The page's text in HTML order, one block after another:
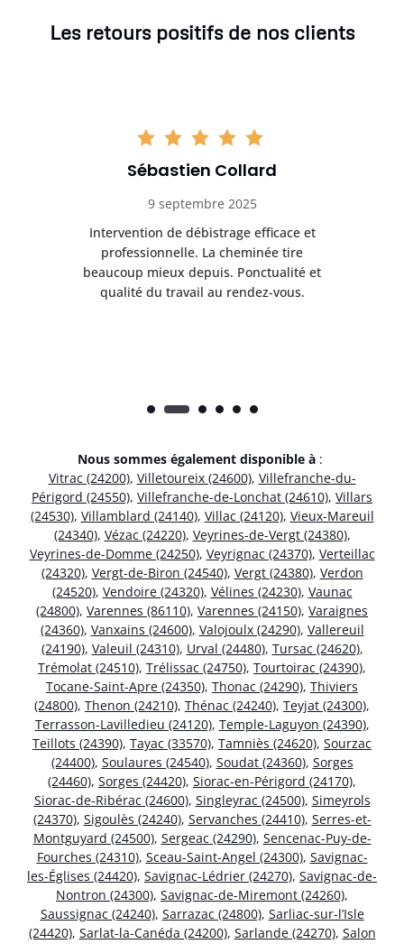
Les retours positifs de nos clients
Sébastien Collard
9 septembre 2025
Intervention de débistrage efficace et
professionnelle. La cheminée tire
beaucoup mieux depuis. Ponctualité et
qualité du travail au rendez-vous.
Nous sommes également disponible à :
Vitrac (24200), Villetoureix (24600), Villefranche-du-
Périgord (24550), Villefranche-de-Lonchat (24610), Villars
(24530), Villamblard (24140), Villac (24120), Vieux-Mareuil
(24340), Vézac (24220), Veyrines-de-Vergt (24380),
Veyrines-de-Domme (24250), Veyrignac (24370), Verteillac
(24320), Vergt-de-Biron (24540), Vergt (24380), Verdon
(24520), Vendoire (24320), Vélines (24230), Vaunac
(24800), Varennes (86110), Varennes (24150), Varaignes
(24360), Vanxains (24600), Valojoulx (24290), Vallereuil
(24190), Valeuil (24310), Urval (24480), Tursac (24620),
Trémolat (24510), Trélissac (24750), Tourtoirac (24390),
Tocane-Saint-Apre (24350), Thonac (24290), Thiviers
(24800), Thenon (24210), Thénac (24240), Teyjat (24300),
Terrasson-Lavilledieu (24120), Temple-Laguyon (24390),
Teillots (24390), Tayac (33570), Tamniès (24620), Sourzac
(24400), Soulaures (24540), Soudat (24360), Sorges
(24460), Sorges (24420), Siorac-en-Périgord (24170),
Siorac-de-Ribérac (24600), Singleyrac (24500), Simeyrols
(24370), Sigoulès (24240), Servanches (24410), Serres-et-
Montguyard (24500), Sergeac (24290), Sencenac-Puy-de-
Fourches (24310), Sceau-Saint-Angel (24300), Savignac-
les-Églises (24420), Savignac-Lédrier (24270), Savignac-de-
Nontron (24300), Savignac-de-Miremont (24260),
Saussignac (24240), Sarrazac (24800), Sarliac-sur-l’Isle
(24420), Sarlat-la-Canéda (24200), Sarlande (24270), Salon